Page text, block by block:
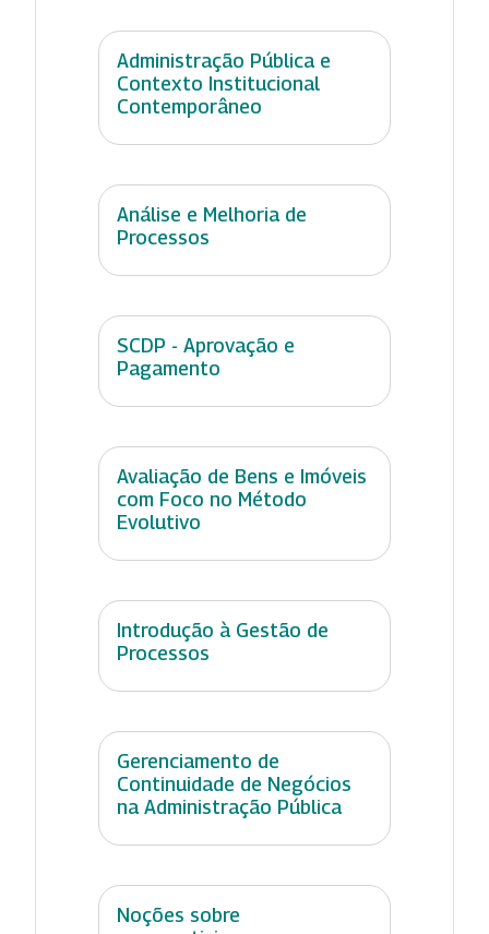
Administração Pública e
Contexto Institucional
Contemporâneo
Análise e Melhoria de
Processos
SCDP - Aprovação e
Pagamento
Avaliação de Bens e Imóveis
com Foco no Método
Evolutivo
Introdução à Gestão de
Processos
Gerenciamento de
Continuidade de Negócios
na Administração Pública
Noções sobre